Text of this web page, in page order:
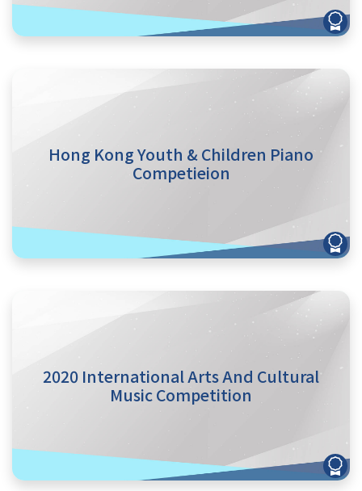
Hong Kong Youth & Children Piano
Competieion
2020 International Arts And Cultural
Music Competition